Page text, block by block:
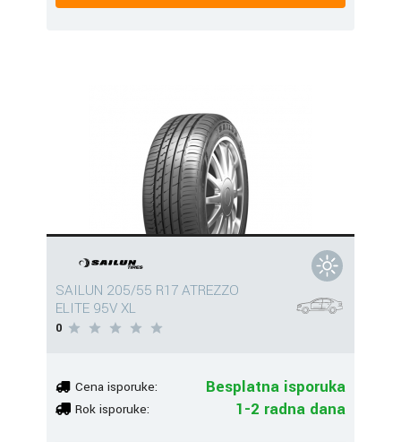
SAILUN 205/55 R17 ATREZZO
ELITE 95V XL
0
Cena isporuke: Besplatna isporuka
Rok isporuke: 1-2 radna dana